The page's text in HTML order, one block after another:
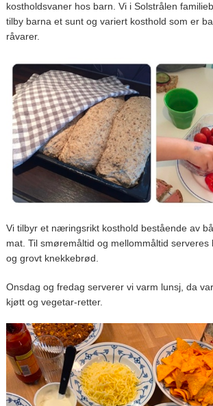
kostholdsvaner hos barn. Vi i Solstrålen
tilby barna et sunt og variert kosthold som er
råvarer.
Vi tilbyr et næringsrikt kosthold bestående av
mat. Til smøremåltid og mellommåltid serveres
og grovt knekkebrød.
Onsdag og fredag serverer vi varm lunsj, da
kjøtt og vegetar-retter.